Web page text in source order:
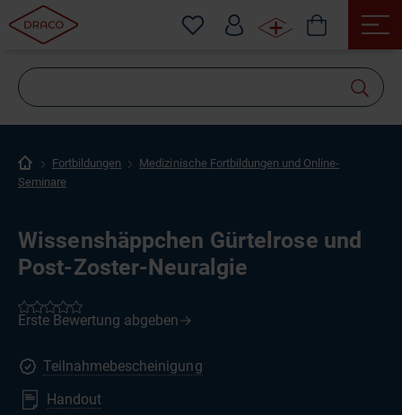
Fortbildungen
Medizinische Fortbildungen und Online-
Seminare
Wissenshäppchen Gürtelrose und
Post-Zoster-Neuralgie
Teilnahmebescheinigung
Handout
suchen